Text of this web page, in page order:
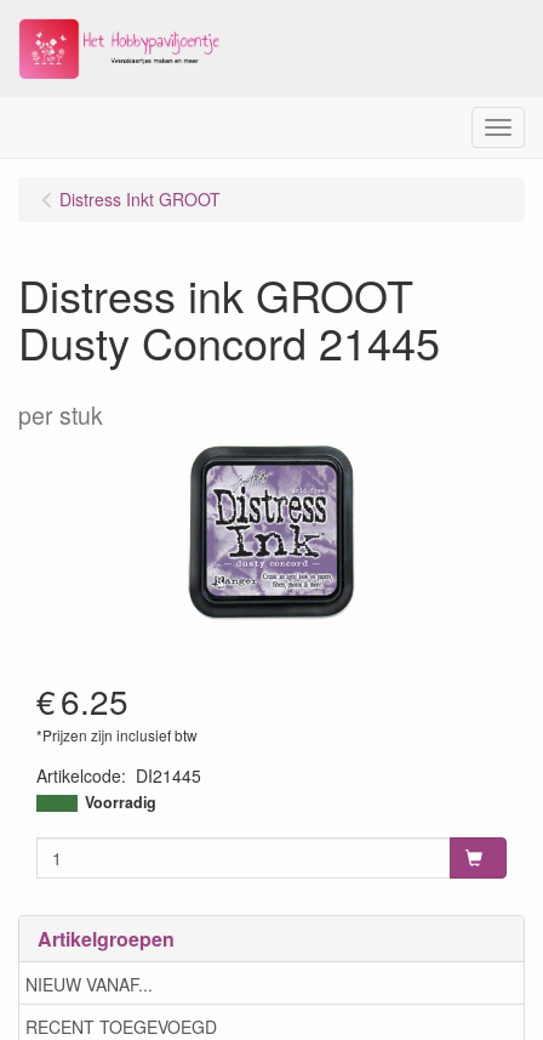
Menu
Artikelgroepen
NIEUW VANAF...
RECENT TOEGEVOEGD
Distress Inkt GROOT
Distress ink GROOT
Dusty Concord 21445
per stuk
€6.25
*Prijzen zijn inclusief btw
Artikelcode: DI21445
789541021445
Voorradig